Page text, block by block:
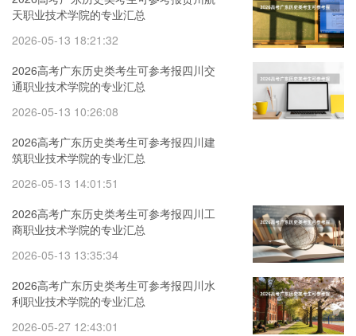
天职业技术学院的专业汇总
2026-05-13 18:21:32
2026高考广东历史类考生可参考报四川交
通职业技术学院的专业汇总
2026-05-13 10:26:08
2026高考广东历史类考生可参考报四川建
筑职业技术学院的专业汇总
2026-05-13 14:01:51
2026高考广东历史类考生可参考报四川工
商职业技术学院的专业汇总
2026-05-13 13:35:34
2026高考广东历史类考生可参考报四川水
利职业技术学院的专业汇总
2026-05-27 12:43:01